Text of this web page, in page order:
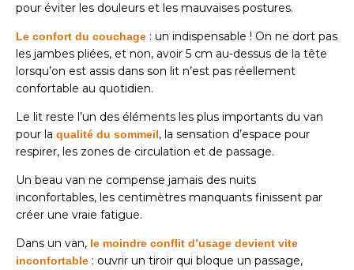
pour éviter les douleurs et les mauvaises postures.
Le confort du couchage : un indispensable ! On ne dort pas
les jambes pliées, et non, avoir 5 cm au-dessus de la tête
lorsqu’on est assis dans son lit n’est pas réellement
confortable au quotidien.
Le lit reste l’un des éléments les plus importants du van
pour la qualité du sommeil, la sensation d’espace pour
respirer, les zones de circulation et de passage.
Un beau van ne compense jamais des nuits
inconfortables, les centimètres manquants finissent par
créer une vraie fatigue.
Dans un van, le moindre conflit d’usage devient vite
inconfortable : ouvrir un tiroir qui bloque un passage,